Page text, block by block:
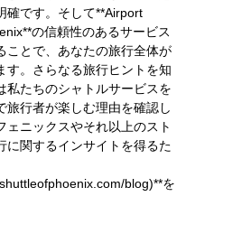
確です。そして**Airport
の信頼性のあるサービス
ことで、あなたの旅行全体が
す。さらなる旅行ヒントを知
私たちのシャトルサービスを
旅行者が楽しむ理由を確認し
ェニックスやそれ以上のスト
に関するインサイトを得るた
blog)**を